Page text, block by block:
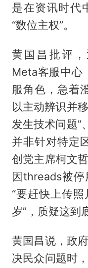
是在资讯时代
“数位主权”。
黄国昌批评
Meta客服中心
服角色，急着
以主动辨识并
发生技术问题”
并非针对特定
创党主席柯文
因threads被
“要赶快上传
岁”，质疑这到
黄国昌说，政
决民众问题时